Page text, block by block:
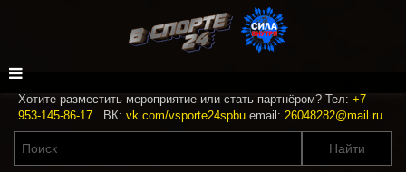
Хотите разместить мероприятие или стать партнёром? Тел: +7-
953-145-86-17 ВК: vk.com/vsporte24spbu email: 26048282@mail.ru.